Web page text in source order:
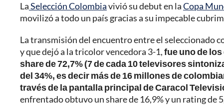
LaSelección Colombiavivió su debut en laCopa
movilizó a todo un país gracias a su impecable
La transmisión del encuentro entre el seleccionado
y que dejó a la tricolor vencedora 3-1,fue uno de
share de 72,7% (7 de cada 10 televisores
del 34%, es decir más de 16 millones de
través de la pantalla principal de Caracol
enfrentado obtuvo un share de 16,9% y un rating de